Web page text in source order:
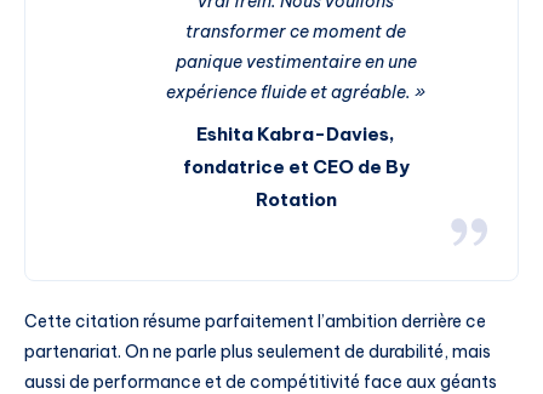
transformer ce moment de
panique vestimentaire en une
expérience fluide et agréable. »
Eshita Kabra-Davies,
fondatrice et CEO de By
Rotation
Cette citation résume parfaitement l’ambition derrière ce
partenariat. On ne parle plus seulement de durabilité, mais
aussi de performance et de compétitivité face aux géants